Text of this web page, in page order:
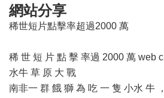
網站分享
稀世短片點擊率超過2000 萬
稀 世 短 片 點 擊 率過 2000 萬 web
水牛 草 原 大 戰
南非一 群 餓 獅 為 吃 一 隻 小水 牛